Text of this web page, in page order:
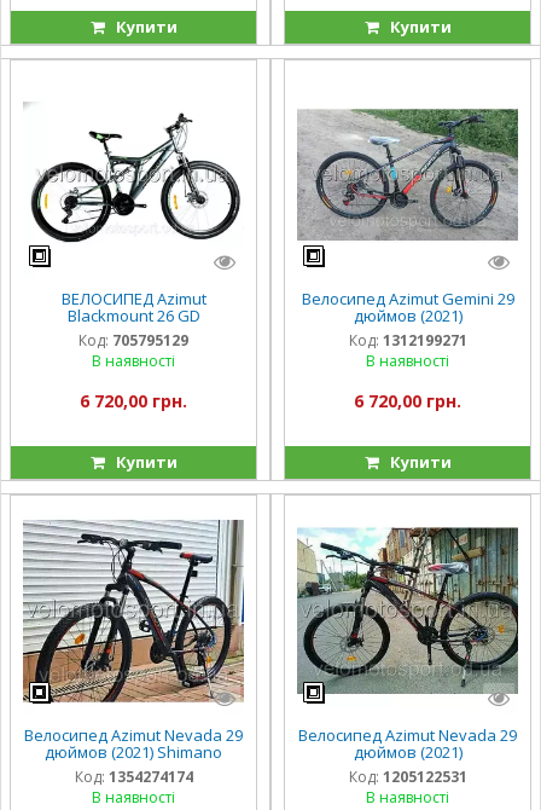
Купити Купити
ВЕЛОСИПЕД Azimut
Blackmount 26 GD
Код: 705795129
В наявності
6 720,00 грн.
Купити
Велосипед Azimut Gemini 29
дюймов (2021)
Код: 1312199271
В наявності
6 720,00 грн.
Купити
Велосипед Azimut Nevada 29
дюймов (2021) Shimano
Код: 1354274174
В наявності
Велосипед Azimut Nevada 29
дюймов (2021)
Код: 1205122531
В наявності